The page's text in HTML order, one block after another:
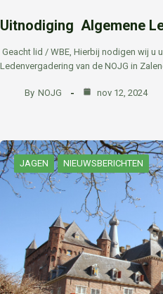
Uitnodiging Algemene
Geacht lid / WBE, Hierbij nodigen wij u
Ledenvergadering van de NOJG in
By NOJG nov 12, 2024
JAGEN NIEUWSBERICHTEN